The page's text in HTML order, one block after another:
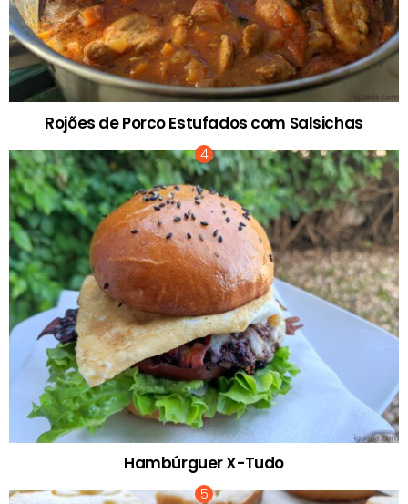
Rojões de Porco Estufados com Salsichas
Hambúrguer X-Tudo